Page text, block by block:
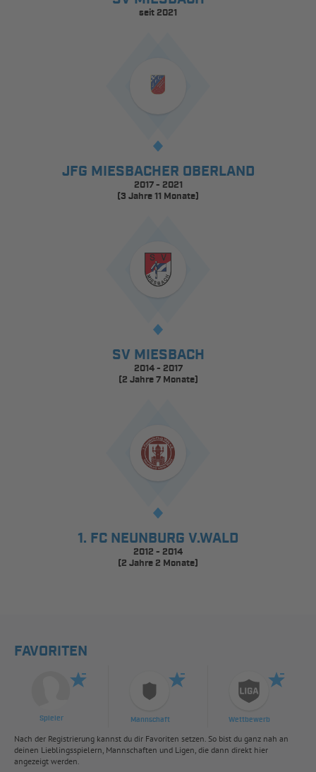
seit 2021
JFG MIESBACHER OBERLAND
2017 - 2021
(3 Jahre 11 Monate)
SV MIESBACH
2014 - 2017
(2 Jahre 7 Monate)
1. FC NEUNBURG V.WALD
2012 - 2014
(2 Jahre 2 Monate)
FAVORITEN
Spieler Mannschaft Wettbewerb
Nach der Registrierung kannst du dir Favoriten setzen. So bist du ganz nah an
deinen Lieblingsspielern, Mannschaften und Ligen, die dann direkt hier
angezeigt werden.